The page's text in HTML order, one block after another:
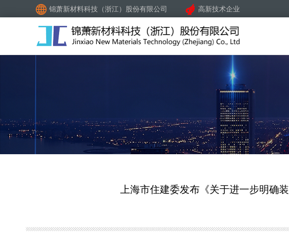
锦萧新材料科技（浙江）股份有限公司 高新技术企业
上海市住建委发布《关于进一步明确